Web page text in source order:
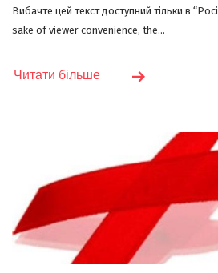
Вибачте цей текст доступний тільки в
sake of viewer convenience, the...
Читати більше